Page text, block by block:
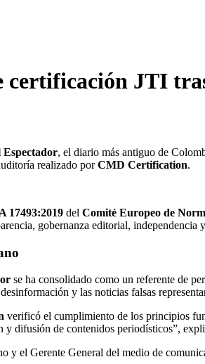
certificación JTI
Espectador, el diario más antiguo de
realizado porCMD Certification.
17493:2019 del Comité Europeo de
gobernanza editorial,
se ha consolidado como un referente de
y las noticias falsas
verificó el cumplimiento de los principios
y difusión de contenidos periodísticos”,
el Gerente General del medio de